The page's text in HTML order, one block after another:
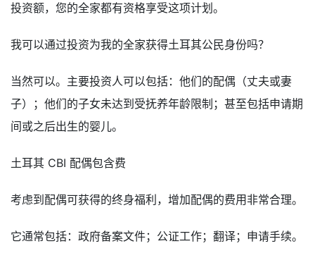
投资额，您的全家都有资格享受这项计划。
我可以通过投资为我的全家获得土耳其公民身份吗？
当然可以。主要投资人可以包括：他们的配偶（丈夫或妻
子）；他们的子女未达到受抚养年龄限制；甚至包括申请期
间或之后出生的婴儿。
土耳其 CBI 配偶包含费
考虑到配偶可获得的终身福利，增加配偶的费用非常合理。
它通常包括：政府备案文件；公证工作；翻译；申请手续。